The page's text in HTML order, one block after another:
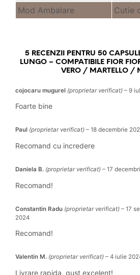
Mod Ambalare
Cutie
5 RECENZII PENTRU 50
LUNGO – COMPATIBILE FIOR
VERO / MARTELLO /
cojocaru mugurel (proprietar verificat) – 9
Foarte bine
Paul (proprietar verificat) – 18 decembrie
Recomand cu incredere
Daniela B. (proprietar verificat) – 17
Recomand!
Constantin Radu (proprietar verificat) – 17
2024
Recomand!
Valentin M. (proprietar verificat) – 4 iulie
Livrare rapida, gust excelent!